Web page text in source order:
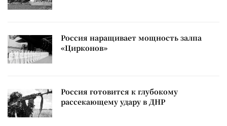
Россия наращивает мощность залпа
«Цирконов»
Россия готовится к глубокому
рассекающему удару в ДНР